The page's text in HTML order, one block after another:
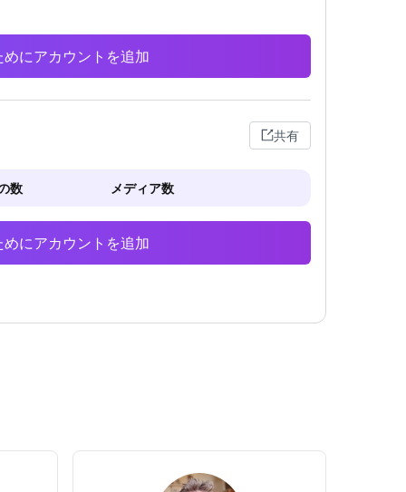
にアカウントを追加
共有
数 メディア数
にアカウントを追加